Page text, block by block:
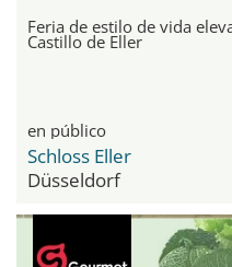
Feria de estilo de vida
Castillo de Eller
en público
Schloss Eller
Düsseldorf